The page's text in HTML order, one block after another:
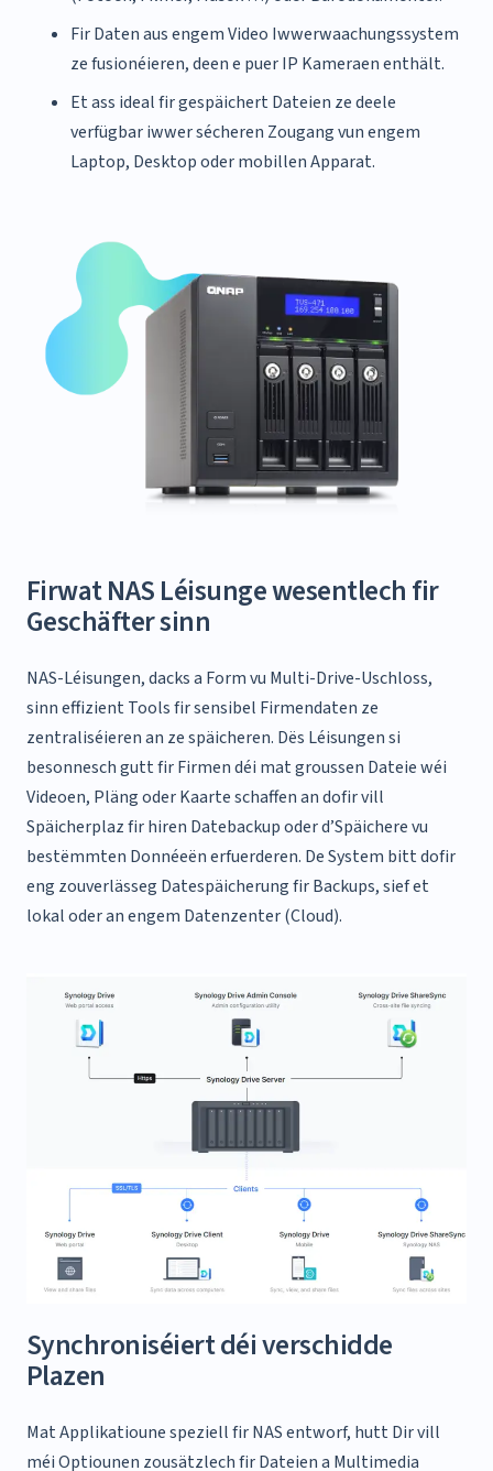
Fir Daten aus engem Video Iwwerwaachungssystem
ze fusionéieren, deen e puer IP Kameraen enthält.
Et ass ideal fir gespäichert Dateien ze deele
verfügbar iwwer sécheren Zougang vun engem
Laptop, Desktop oder mobillen Apparat.
Firwat NAS Léisunge wesentlech fir
Geschäfter sinn
NAS-Léisungen, dacks a Form vu Multi-Drive-Uschloss,
sinn effizient Tools fir sensibel Firmendaten ze
zentraliséieren an ze späicheren. Dës Léisungen si
besonnesch gutt fir Firmen déi mat groussen Dateie wéi
Videoen, Pläng oder Kaarte schaffen an dofir vill
Späicherplaz fir hiren Datebackup oder d’Späichere vu
bestëmmten Donnéeën erfuerderen. De System bitt dofir
eng zouverlässeg Datespäicherung fir Backups, sief et
lokal oder an engem Datenzenter (Cloud).
Synchroniséiert déi verschidde
Plazen
Mat Applikatioune speziell fir NAS entworf, hutt Dir vill
méi Optiounen zousätzlech fir Dateien a Multimedia